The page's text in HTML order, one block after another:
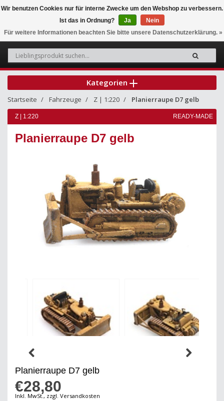
0
Kategorien
Startseite Fahrzeuge Z | 1:220 Planierraupe D7 gelb
Z | 1:220 READY-MADE
Planierraupe D7 gelb
Planierraupe D7 gelb
€28,80
Inkl. MwSt., zzgl. Versandkosten
Wir benutzen Cookies nur für interne Zwecke um den Webshop zu verbessern.
Ist das in Ordnung?
Ja
Nein
Für weitere Informationen beachten Sie bitte unsere Datenschutzerklärung. »